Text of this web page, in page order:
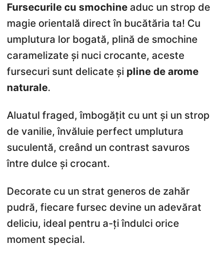
Fursecurile cu smochine aduc un strop de
magie orientală direct în bucătăria ta! Cu
umplutura lor bogată, plină de smochine
caramelizate și nuci crocante, aceste
fursecuri sunt delicate și pline de arome
naturale.
Aluatul fraged, îmbogățit cu unt și un strop
de vanilie, învăluie perfect umplutura
suculentă, creând un contrast savuros
între dulce și crocant.
Decorate cu un strat generos de zahăr
pudră, fiecare fursec devine un adevărat
deliciu, ideal pentru a-ți îndulci orice
moment special.